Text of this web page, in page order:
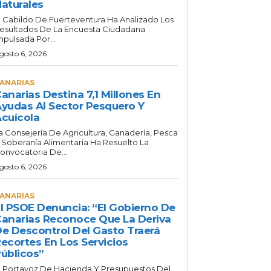
Cabildo De Fuerteventura Ha Analizado Los
De La Encuesta Ciudadana
Por...
6, 2026
Destina 7,1 Millones En
Al Sector Pesquero Y
Consejería De Agricultura, Ganadería, Pesca
Soberanía Alimentaria Ha Resuelto La
De...
6, 2026
PSOE Denuncia: “El Gobierno De
Reconoce Que La Deriva
Descontrol Del Gasto Traerá
En Los Servicios
Portavoz De Hacienda Y Presupuestos Del